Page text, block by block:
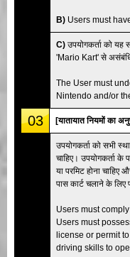
B) Users must
C) उपयोगकर्ता को
'Mario Kart' से
The User must
Nintendo and/or
03 [यातायात नियमों का
उपयोगकर्ता को सभी
चाहिए। उपयोगकर्ता के
या परमिट होना
पास कार्ट चलाने के लिए
Users must
Users must
license or permit
driving skills to